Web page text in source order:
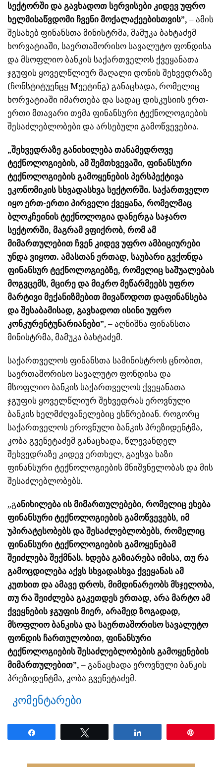
სექტორში და გავხადოთ სერვისები კიდევ უფრო
ხელმისაწვდომი ჩვენი მოქალაქეებისთვის”, – ამის
შესახებ ფინანსთა მინისტრმა, მამუკა ბახტაძემ
ხორვატიაში, საერთაშორისო სავალუტო ფონდისა
და მსოფლიო ბანკის საქართველოს ქვეყანათა
ჯგუფის ყოველწლიურ მაღალი დონის შეხვედრაზე
(ჩონსტიტუენცყ Mეეტინგ) განაცხადა, რომელიც
ხორვატიაში იმართება და სადაც დისკუსიის ერთ-
ერთი მთავარი თემა ფინანსური ტექნოლოგიების
შესაძლებლობები და არსებული გამოწვევებია.
„შეხვედრაზე განიხილება თანამედროვე
ტექნოლოგიების, ამ შემთხვევაში, ფინანსური
ტექნოლოგიების გამოყენების პერსპექტივა
ეკონომიკის სხვადასხვა სექტორში. საქართველო
იყო ერთ-ერთი პირველი ქვეყანა, რომელმაც
ბლოკჩეინის ტექნოლოგია დანერგა საჯარო
სექტორში, მაგრამ ვფიქრობ, რომ ამ
მიმართულებით ჩვენ კიდევ უფრო ამბიციურები
უნდა ვიყოთ. ამასთან ერთად, საუბარი გვქონდა
ფინანსურ ტექნოლოგიებზე, რომელიც საშუალებას
მოგვცემს, მცირე და მიკრო მეწარმეებს უფრო
მარტივი მექანიზმებით მივაწოდოთ დაფინანსება
და შესაბამისად, გავხადოთ ისინი უფრო
კონკურენტუნარიანები”, – აღნიშნა ფინანსთა
მინისტრმა, მამუკა ბახტაძემ.
საქართველოს ფინანსთა სამინისტროს ცნობით,
საერთაშორისო სავალუტო ფონდისა და
მსოფლიო ბანკის საქართველოს ქვეყანათა
ჯგუფის ყოველწლიურ შეხვედრას ეროვნული
ბანკის ხელმძღვანელებიც ესწრებიან. როგორც
საქართველოს ეროვნული ბანკის პრეზიდენტმა,
კობა გვენეტაძემ განაცხადა, წლევანდელ
შეხვედრაზე კიდევ ერთხელ, გაესვა ხაზი
ფინანსური ტექნოლოგიების მნიშვნელობას და მის
შესაძლებლობებს.
„განიხილება ის მიმართულებები, რომელიც ეხება
ფინანსური ტექნოლოგიების გამოწვევებს, იმ
უპირატესობებს და შესაძლებლობებს, რომელიც
ფინანსური ტექნოლოგიების გამოყენებამ
შეიძლება შექმნას. ხდება გაზიარება იმისა, თუ რა
გამოცდილება აქვს სხვადასხვა ქვეყანას ამ
კუთხით და ამავე დროს, მიმდინარეობს მსჯელობა,
თუ რა შეიძლება გაკეთდეს ერთად, არა მარტო ამ
ქვეყნების ჯგუფის მიერ, არამედ ზოგადად,
მსოფლიო ბანკისა და საერთაშორისო სავალუტო
ფონდის ჩართულობით, ფინანსური
ტექნოლოგიების შესაძლებლობების გამოყენების
მიმართულებით”, – განაცხადა ეროვნული ბანკის
პრეზიდენტმა, კობა გვენეტაძემ.
კომენტარები